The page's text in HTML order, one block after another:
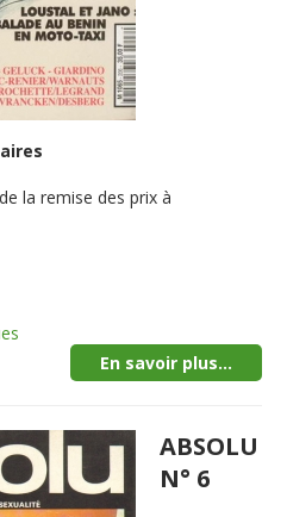
la remise des prix à
En savoir plus...
ABSOLU
N° 6